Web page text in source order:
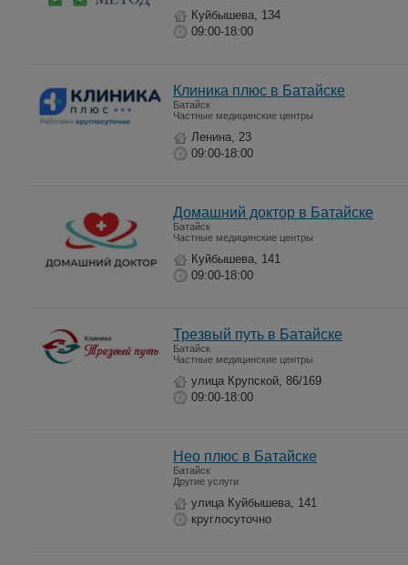
Куйбышева, 134
09:00-18:00
Клиника плюс в Батайске
Батайск
Частные медицинские центры
Ленина, 23
09:00-18:00
Домашний доктор в Батайске
Батайск
Частные медицинские центры
Куйбышева, 141
09:00-18:00
Трезвый путь в Батайске
Батайск
Частные медицинские центры
улица Крупской, 86/169
09:00-18:00
Нео плюс в Батайске
Батайск
Другие услуги
улица Куйбышева, 141
круглосуточно